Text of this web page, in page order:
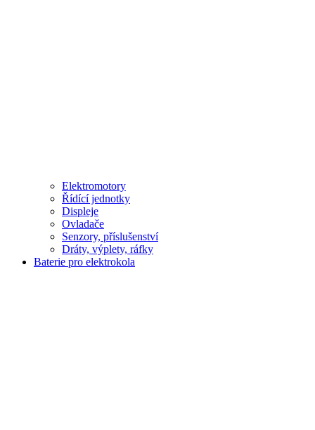
Elektromotory
Řídící jednotky
Displeje
Ovladače
Senzory, příslušenství
Dráty, výplety, ráfky
Baterie pro elektrokola